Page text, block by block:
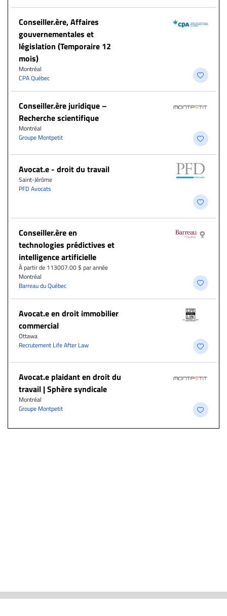
Conseiller.ère, Affaires
gouvernementales et
législation (Temporaire 12
mois)
Montréal
CPA Québec
Conseiller.ère juridique –
Recherche scientifique
Montréal
Groupe Montpetit
Avocat.e - droit du travail
Saint-Jérôme
PFD Avocats
Conseiller.ère en
technologies prédictives et
intelligence artificielle
À partir de 113007.00 $ par année
Montréal
Barreau du Québec
Avocat.e en droit immobilier
commercial
Ottawa
Recrutement Life After Law
Avocat.e plaidant en droit du
travail | Sphère syndicale
Montréal
Groupe Montpetit